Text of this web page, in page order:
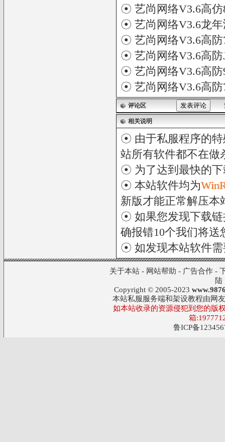
☉ 艺尚网络V3.6高
☉ 艺尚网络V3.6龙
☉ 艺尚网络V3.6高
☉ 艺尚网络V3.6高
☉ 艺尚网络V3.6高
☉ 艺尚网络V3.6高
评论区
相关说明
☉ 由于私服程序的特
站所有软件都不在做
☉ 为了达到最快的
☉ 本站软件均为
新版才能正常解压本
☉ 如果您发现下载链
确报错10个我们将送
☉ 如发现本站软件
关于本站- 网站帮助 - 广告合作-
陆
Copyright © 2005-2023
本站私服服务端和架设教程由网
如本站收录的资源侵犯到您的版
箱
鲁ICP备